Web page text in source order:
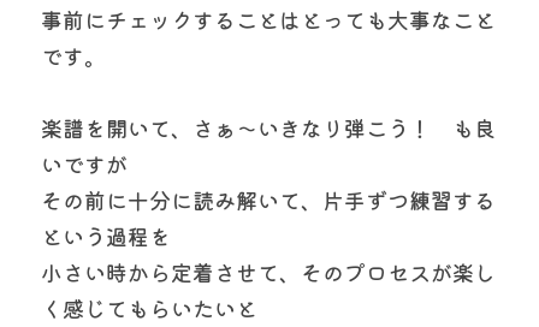
事前にチェックすることはとっても大事なこと
です。
楽譜を開いて、さぁ～いきなり弾こう！　も良
いですが
その前に十分に読み解いて、片手ずつ練習する
という過程を
小さい時から定着させて、そのプロセスが楽し
く感じてもらいたいと